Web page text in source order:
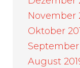
November
Oktober
September
August